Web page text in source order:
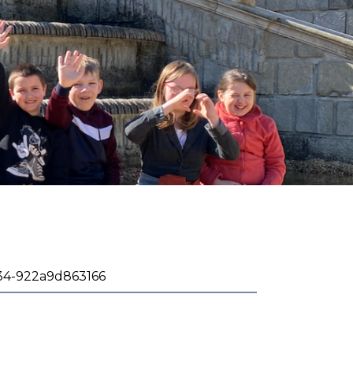
922a9d863166